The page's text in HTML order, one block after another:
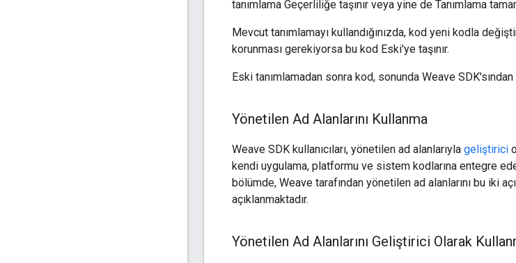
tanımlama Geçerliliğe taşınır veya yine de Tanımlama
Mevcut tanımlamayı kullandığınızda, kod yeni kodla
korunması gerekiyorsa bu kod Eski'ye taşınır.
Eski tanımlamadan sonra kod, sonunda Weave SDK'sından
Yönetilen Ad Alanlarını Kullanma
Weave SDK kullanıcıları, yönetilen ad alanlarıyla geliştirici
kendi uygulama, platformu ve sistem kodlarına entegre
bölümde, Weave tarafından yönetilen ad alanlarını bu iki
açıklanmaktadır.
Yönetilen Ad Alanlarını Geliştirici Olarak